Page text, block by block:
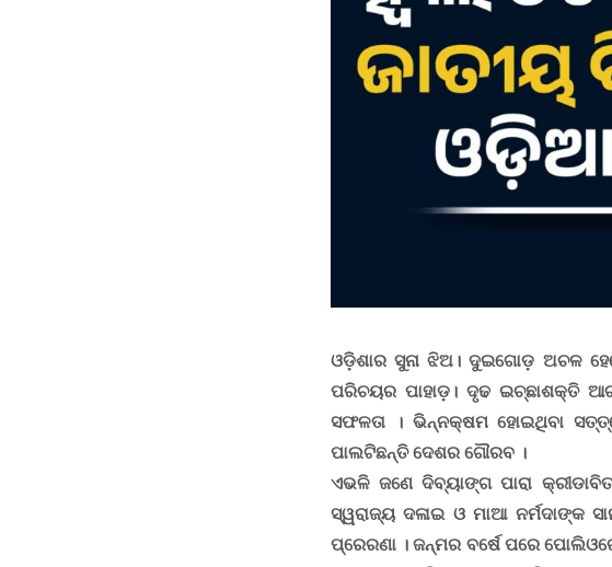
ଓଡ଼ିଶାର ସୁନା ଝିଅ। ଦୁଇଗୋଡ଼ ଅଚଳ
ପରିଚୟର ପାହାଡ଼। ଦୃଢ ଇଚ୍ଛାଶକ୍ତି
ସଫଳତା । ଭିନ୍ନକ୍ଷମ ହୋଇଥିବା
ପାଲଟିଛନ୍ତି ଦେଶର ଗୌରବ ।
ଏଭଳି ଜଣେ ଦିବ୍ୟାଙ୍ଗ ପାରା
ସ୍ୱରାଜ୍ୟ ଦଳାଇ ଓ ମାଆ ନର୍ମଦାଙ୍କ
ପ୍ରେରଣା । ଜନ୍ମର ବର୍ଷେ ପରେ